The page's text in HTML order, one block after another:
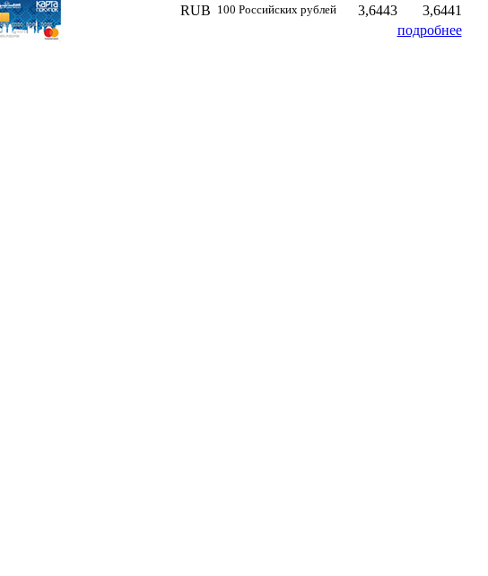
RUB
100 Российских рублей 3,6443
3,6441
подробнее